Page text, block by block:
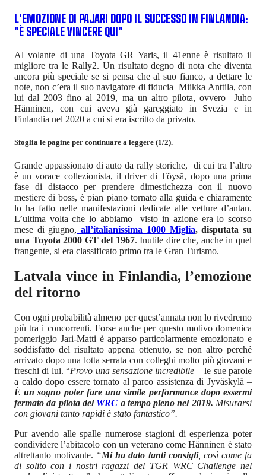
L'EMOZIONE DI PAJARI DOPO IL SUCCESSO IN FINLANDIA:
"È SPECIALE VINCERE QUI"
Al volante di una Toyota GR Yaris, il 41enne è risultato il
migliore tra le Rally2. Un risultato degno di nota che diventa
ancora più speciale se si pensa che al suo fianco, a dettare le
note, non c’era il suo navigatore di fiducia Miikka Anttila, con
lui dal 2003 fino al 2019, ma un altro pilota, ovvero Juho
Hänninen, con cui aveva già gareggiato in Svezia e in
Finlandia nel 2020 a cui si era iscritto da privato.
Sfoglia le pagine per continuare a leggere (1/2).
Grande appassionato di auto da rally storiche, di cui tra l’altro
è un vorace collezionista, il driver di Töysä, dopo una prima
fase di distacco per prendere dimestichezza con il nuovo
mestiere di boss, è pian piano tornato alla guida e chiaramente
lo ha fatto nelle manifestazioni dedicate alle vetture d’antan.
L’ultima volta che lo abbiamo visto in azione era lo scorso
mese di giugno, all’italianissima 1000 Miglia, disputata su
una Toyota 2000 GT del 1967. Inutile dire che, anche in quel
frangente, si era classificato primo tra le Gran Turismo.
Latvala vince in Finlandia, l’emozione
del ritorno
Con ogni probabilità almeno per quest’annata non lo rivedremo
più tra i concorrenti. Forse anche per questo motivo domenica
pomeriggio Jari-Matti è apparso particolarmente emozionato e
soddisfatto del risultato appena ottenuto, se non altro perché
arrivato dopo una lotta serrata con colleghi molto più giovani e
freschi di lui. “Provo una sensazione incredibile – le sue parole
a caldo dopo essere tornato al parco assistenza di Jyväskylä –
È un sogno poter fare una simile performance dopo essermi
fermato da pilota del WRC a tempo pieno nel 2019. Misurarsi
con giovani tanto rapidi è stato fantastico”.
Pur avendo alle spalle numerose stagioni di esperienza poter
condividere l’abitacolo con un veterano come Hänninen è stato
altrettanto motivante. “Mi ha dato tanti consigli, così come fa
di solito con i nostri ragazzi del TGR WRC Challenge nel